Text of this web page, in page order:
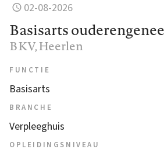
02-08-2026
Basisarts
BKV, Heerlen
FUNCTIE
Basisarts
BRANCHE
Verpleeghuis
OPLEIDINGSNIVEAU